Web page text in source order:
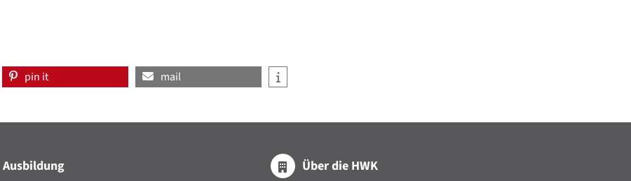
pin it mail
Ausbildung
Über die HWK